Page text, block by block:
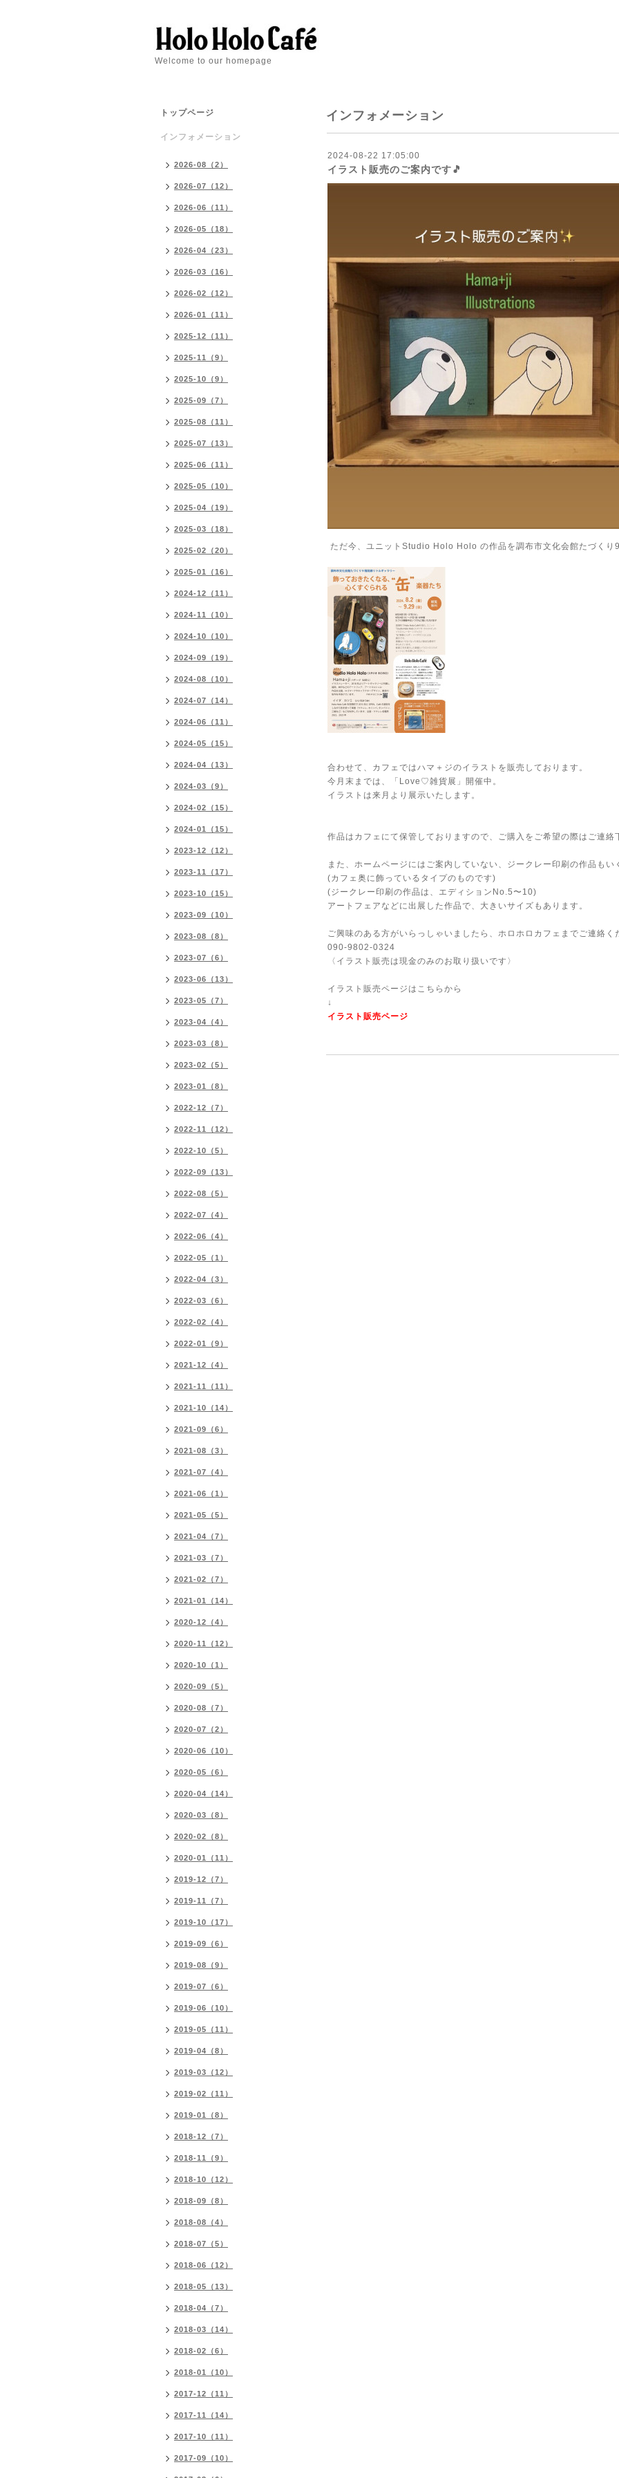
Welcome to our homepage
インフォメーション
2024-08-22 17:05:00
イラスト販売のご案内です🎵
ただ今、ユニットStudio Holo Holo の作品を調布市文化会館たづくり
合わせて、カフェではハマ＋ジのイラストを販売しております。
今月末までは、「Love♡雑貨展」開催中。
イラストは来月より展示いたします。
作品はカフェにて保管しておりますので、ご購入をご希望の際はご連絡
また、ホームページにはご案内していない、ジークレー印刷の作品も
(カフェ奥に飾っているタイプのものです)
(ジークレー印刷の作品は、エディションNo.5〜10)
アートフェアなどに出展した作品で、大きいサイズもあります。
ご興味のある方がいらっしゃいましたら、ホロホロカフェまでご連絡く
090-9802-0324
〈イラスト販売は現金のみのお取り扱いです〉
イラスト販売ページはこちらから
↓
イラスト販売ページ
トップページ
インフォメーション
2026-08（2）
2026-07（12）
2026-06（11）
2026-05（18）
2026-04（23）
2026-03（16）
2026-02（12）
2026-01（11）
2025-12（11）
2025-11（9）
2025-10（9）
2025-09（7）
2025-08（11）
2025-07（13）
2025-06（11）
2025-05（10）
2025-04（19）
2025-03（18）
2025-02（20）
2025-01（16）
2024-12（11）
2024-11（10）
2024-10（10）
2024-09（19）
2024-08（10）
2024-07（14）
2024-06（11）
2024-05（15）
2024-04（13）
2024-03（9）
2024-02（15）
2024-01（15）
2023-12（12）
2023-11（17）
2023-10（15）
2023-09（10）
2023-08（8）
2023-07（6）
2023-06（13）
2023-05（7）
2023-04（4）
2023-03（8）
2023-02（5）
2023-01（8）
2022-12（7）
2022-11（12）
2022-10（5）
2022-09（13）
2022-08（5）
2022-07（4）
2022-06（4）
2022-05（1）
2022-04（3）
2022-03（6）
2022-02（4）
2022-01（9）
2021-12（4）
2021-11（11）
2021-10（14）
2021-09（6）
2021-08（3）
2021-07（4）
2021-06（1）
2021-05（5）
2021-04（7）
2021-03（7）
2021-02（7）
2021-01（14）
2020-12（4）
2020-11（12）
2020-10（1）
2020-09（5）
2020-08（7）
2020-07（2）
2020-06（10）
2020-05（6）
2020-04（14）
2020-03（8）
2020-02（8）
2020-01（11）
2019-12（7）
2019-11（7）
2019-10（17）
2019-09（6）
2019-08（9）
2019-07（6）
2019-06（10）
2019-05（11）
2019-04（8）
2019-03（12）
2019-02（11）
2019-01（8）
2018-12（7）
2018-11（9）
2018-10（12）
2018-09（8）
2018-08（4）
2018-07（5）
2018-06（12）
2018-05（13）
2018-04（7）
2018-03（14）
2018-02（6）
2018-01（10）
2017-12（11）
2017-11（14）
2017-10（11）
2017-09（10）